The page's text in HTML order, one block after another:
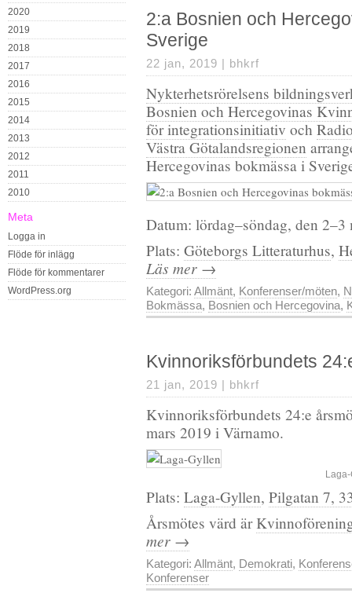
2020
2019
2018
2017
2016
2015
2014
2013
2012
2011
2010
Meta
Logga in
Flöde för inlägg
Flöde för kommentarer
WordPress.org
2:a Bosnien och
Sverige
22 jan, 2019 | bhkrf
Nykterhetsrörelsens
Bosnien och Hercegovinas
för integrationsinitiativ och
Västra Götalandsregionen
Hercegovinas bokmässa i
Datum: lördag–söndag, den 2–3
Plats: Göteborgs Litteraturhus,
Läs mer →
Kategori: Allmänt, Konferenser/möten,
Bokmässa, Bosnien och Hercegovina,
Kvinnoriksförbundets
21 jan, 2019 | bhkrf
Kvinnoriksförbundets 24:e
mars 2019 i Värnamo.
Plats: Laga-Gyllen, Pilgatan 7,
Årsmötes värd är
mer →
Kategori: Allmänt, Demokrati,
Konferenser